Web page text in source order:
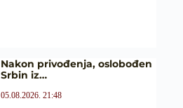
Nakon privođenja, oslobođen
Srbin iz…
05.08.2026. 21:48